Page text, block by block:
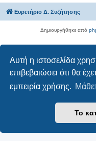
Αυτή η ιστοσελίδα
επιβεβαιώσει ότι θα
εμπειρία χρήσης.
Το
Ευρετήριο Δ. Συζήτησης
Δημιουργήθηκε από